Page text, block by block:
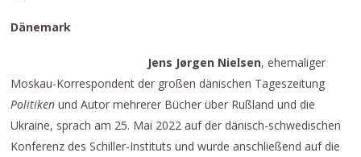
Dänemark
Jens Jørgen Nielsen, ehemaliger
Moskau-Korrespondent der großen dänischen Tageszeitung
Politiken und Autor mehrerer Bücher über Rußland und die
Ukraine, sprach am 25. Mai 2022 auf der dänisch-schwedischen
Konferenz des Schiller-Instituts und wurde anschließend auf die